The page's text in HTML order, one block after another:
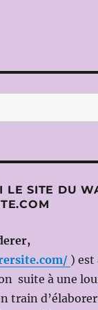
LE SITE DU
) est
suite à une
train